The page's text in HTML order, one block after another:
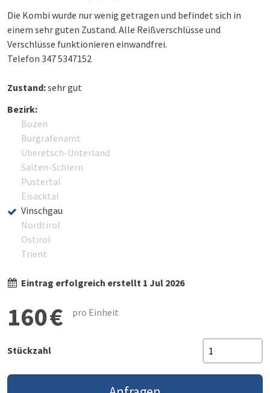
Die Kombi wurde nur wenig getragen und befindet sich in
einem sehr guten Zustand. Alle Reißverschlüsse und
Verschlüsse funktionieren einwandfrei.
Telefon 347 5347152
Zustand:sehr gut
Bezirk:
Bozen
Burgrafenamt
Überetsch-Unterland
Salten-Schlern
Pustertal
Eisacktal
Vinschgau
Nordtirol
Ostirol
Trient
Eintrag erfolgreich erstellt 1 Jul 2026
160 € pro Einheit
Stückzahl